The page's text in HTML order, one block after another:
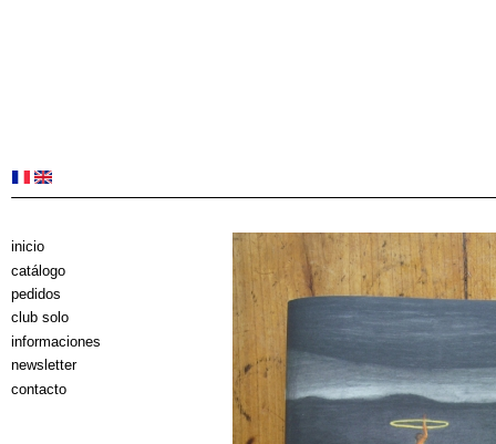
inicio
catálogo
pedidos
club solo
informaciones
newsletter
contacto